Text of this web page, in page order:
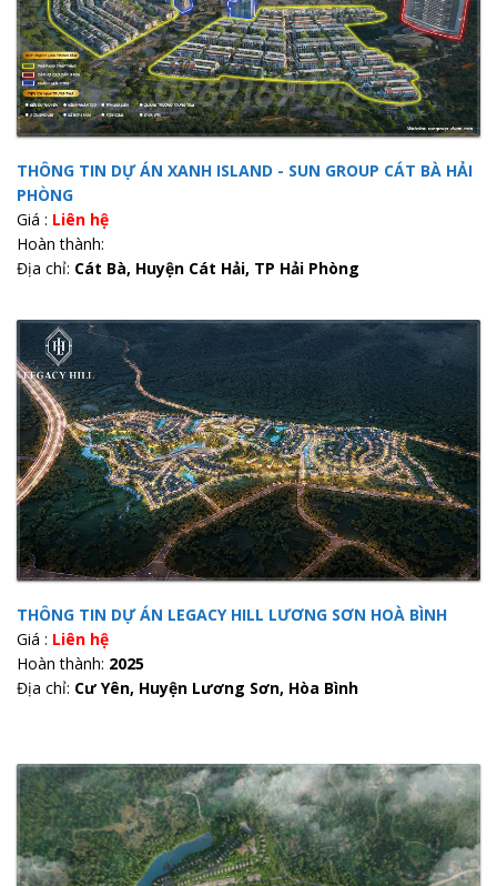
THÔNG TIN DỰ ÁN XANH ISLAND - SUN GROUP CÁT BÀ HẢI
PHÒNG
Giá : Liên hệ
Hoàn thành:
Địa chỉ: Cát Bà, Huyện Cát Hải, TP Hải Phòng
THÔNG TIN DỰ ÁN LEGACY HILL LƯƠNG SƠN HOÀ BÌNH
Giá : Liên hệ
Hoàn thành: 2025
Địa chỉ: Cư Yên, Huyện Lương Sơn, Hòa Bình